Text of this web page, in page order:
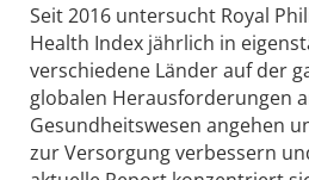
Seit 2016 untersucht Royal
Health Index jährlich in
verschiedene Länder auf der
globalen Herausforderungen
Gesundheitswesen angehen
zur Versorgung verbessern